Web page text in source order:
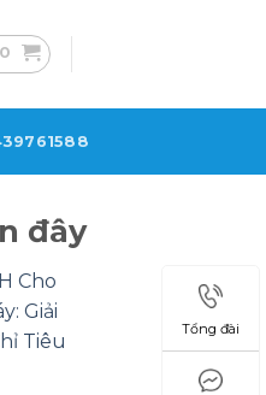
0
đây
Cho
Giải
Tiêu
Tổng đài